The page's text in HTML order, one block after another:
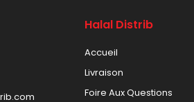
Halal Distrib
Accueil
Livraison
Foire Aux Questions